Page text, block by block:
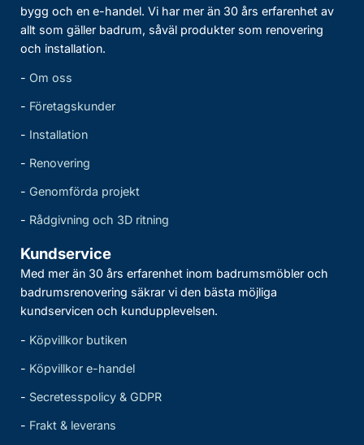
bygg och en e-handel. Vi har mer än 30 års erfarenhet av
allt som gäller badrum, såväl produkter som renovering
och installation.
- Om oss
- Företagskunder
- Installation
- Renovering
- Genomförda projekt
- Rådgivning och 3D ritning
Kundservice
Med mer än 30 års erfarenhet inom badrumsmöbler och
badrumsrenovering säkrar vi den bästa möjliga
kundservicen och kundupplevelsen.
- Köpvillkor butiken
- Köpvillkor e-handel
- Secretesspolicy & GDPR
- Frakt & leverans